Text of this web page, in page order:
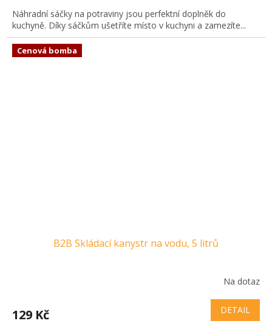
Náhradní sáčky na potraviny jsou perfektní doplněk do
kuchyně. Díky sáčkům ušetříte místo v kuchyni a zamezíte...
Cenová bomba
B2B Skládací kanystr na vodu, 5 litrů
Na dotaz
129 Kč DETAIL